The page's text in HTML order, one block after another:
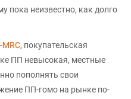
пока неизвестно, как долго
, покупательская
ПП невысокая, местные
пополнять свои
ПП-гомо на рынке по-